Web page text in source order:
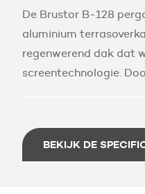
De Brustor B-128
aluminium
regenwerend dak dat
screentechnologie.
BEKIJK DE